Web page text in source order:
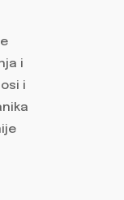
i
i